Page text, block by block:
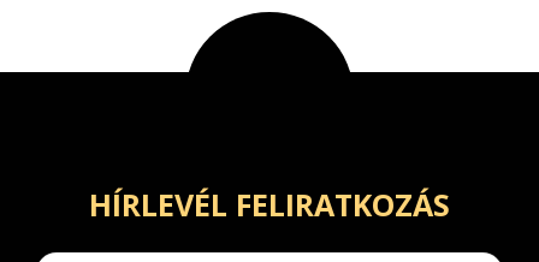
HÍRLEVÉL FELIRATKOZÁS